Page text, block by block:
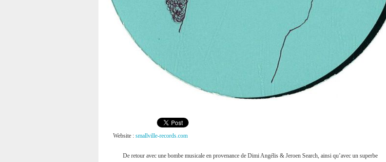
Website : smallville-records.com
De retour avec une bombe musicale en provenance de Dimi Angélis & Jeroen Search, ainsi qu’avec un superbe